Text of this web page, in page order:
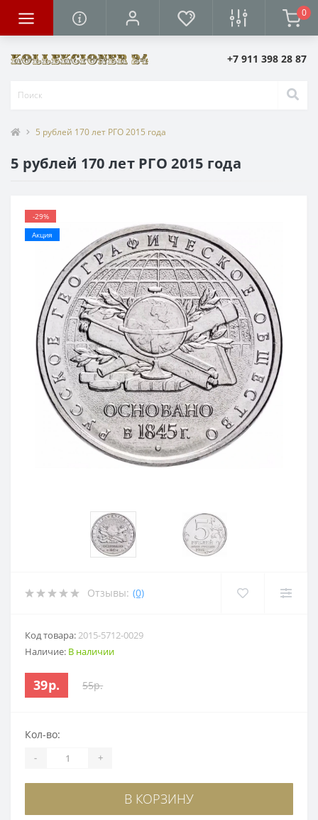
0
+7 911 398 28 87
5 рублей 170 лет РГО 2015 года
5 рублей 170 лет РГО 2015 года
-29%
Акция
Отзывы: (0)
Код товара:2015-5712-0029
Наличие: В наличии
39р. 55р.
Кол-во:
- +
В КОРЗИНУ